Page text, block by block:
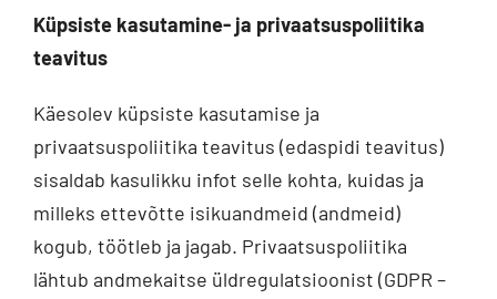
Küpsiste kasutamine- ja privaatsuspoliitika
teavitus
Käesolev küpsiste kasutamise ja
privaatsuspoliitika teavitus (edaspidi teavitus)
sisaldab kasulikku infot selle kohta, kuidas ja
milleks ettevõtte isikuandmeid (andmeid)
kogub, töötleb ja jagab. Privaatsuspoliitika
lähtub andmekaitse üldregulatsioonist (GDPR –